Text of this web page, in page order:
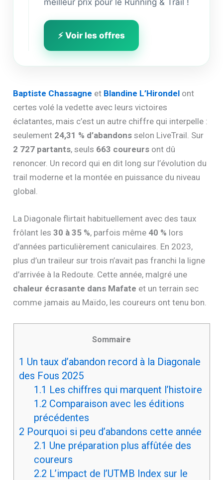
meilleur prix pour le Running & Trail !
⚡ Voir les offres
Baptiste Chassagne et Blandine L’Hirondel ont
certes volé la vedette avec leurs victoires
éclatantes, mais c’est un autre chiffre qui interpelle :
seulement 24,31 % d’abandons selon LiveTrail. Sur
2 727 partants, seuls 663 coureurs ont dû
renoncer. Un record qui en dit long sur l’évolution du
trail moderne et la montée en puissance du niveau
global.
La Diagonale flirtait habituellement avec des taux
frôlant les30 à 35 %, parfois même 40 % lors
d’années particulièrement caniculaires. En 2023,
plus d’un traileur sur trois n’avait pas franchi la ligne
d’arrivée à la Redoute. Cette année, malgré une
chaleur écrasante dans Mafate et un terrain sec
comme jamais au Maïdo, les coureurs ont tenu bon.
Sommaire
1 Un taux d’abandon record à la Diagonale
des Fous 2025
1.1 Les chiffres qui marquent l’histoire
1.2 Comparaison avec les éditions
précédentes
2 Pourquoi si peu d’abandons cette année
2.1 Une préparation plus affûtée des
coureurs
2.2 L’impact de l’UTMB Index sur le